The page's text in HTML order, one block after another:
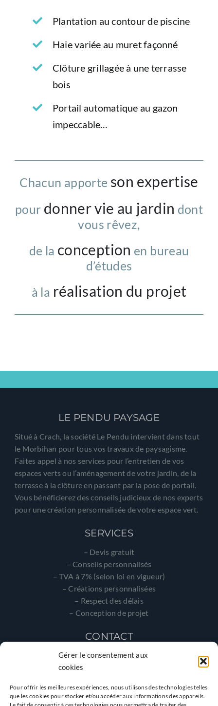
Gérer le consentement aux
cookies
Pour offrir les meilleures expériences, nous utilisons des technologies telles
que les cookies pour stocker et/ou accéder aux informations des appareils.
Plantation au contour de piscine
Haie variée au muret façonné
Clôture grillagée à une terrasse
bois
Portail automatique au gazon
impeccable…
Chacun apporte son expertise
pour donner vie au jardin dont
vous rêvez,
de la conception en bureau
d’études
à la réalisation du projet
LE PENDU PAYSAGE
Situé à Crach, la société Le Pendu intervient dans tout
le Morbihan pour tous vos travaux de paysagisme.
Faites appel à nos services pour l’entretien de vos
espaces verts ou l’aménagement de votre jardin, de la
terrasse à la clôture en passant par la pose de portail.
Vous bénéficierez des conseils judicieux de nos experts
pour une création personnalisée de votre espace vert.
SERVICES
– Devis gratuit
– Conseils personnalisés
– TVA à 7% (selon loi en vigueur)
– Créations personnalisées
– Respect des délais
– Conception de projet
CONTACT
SARL LE PENDU
56950 Crach
Tél. 02 97 55 43 67